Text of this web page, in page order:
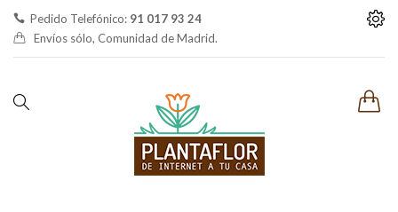
Pedido Telefónico: 91 017 93 24
Envíos sólo, Comunidad de Madrid.